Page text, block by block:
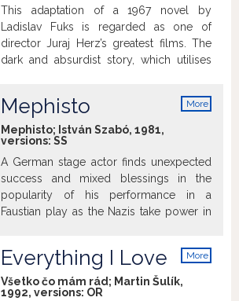
away of the living and their plans of
rebellion to save the remains of a son he
never took care of when he was still alive.
This adaptation of a 1967 novel by
Ladislav Fuks is regarded as one of
director Juraj Herz’s greatest films. The
dark and absurdist story, which utilises
1960s works by author Fuks that deal
with issues of Jewish identity and
alienation in a brutal world. These also
include Pan Theodor Mundstock (Mr.
Theodore Mundstock); Variace pro
temnou strunu (Variations for a Dark
String); and Myši Natálie Mooshabrové
Cremator, 1969) is 1930s crematorium
worker Karel Kopfrkingl, who loves his
work and family – in fact, he loves them
More
Mephisto
Mephisto; István Szabó, 1981,
versions: SS
A German stage actor finds unexpected
success and mixed blessings in the
popularity of his performance in a
Faustian play as the Nazis take power in
the Nazi terror, the popularity of his
character supercedes his own existence
until he finds that his best performance is
More
Everything I Love
Všetko čo mám rád; Martin Šulík,
1992, versions: OR